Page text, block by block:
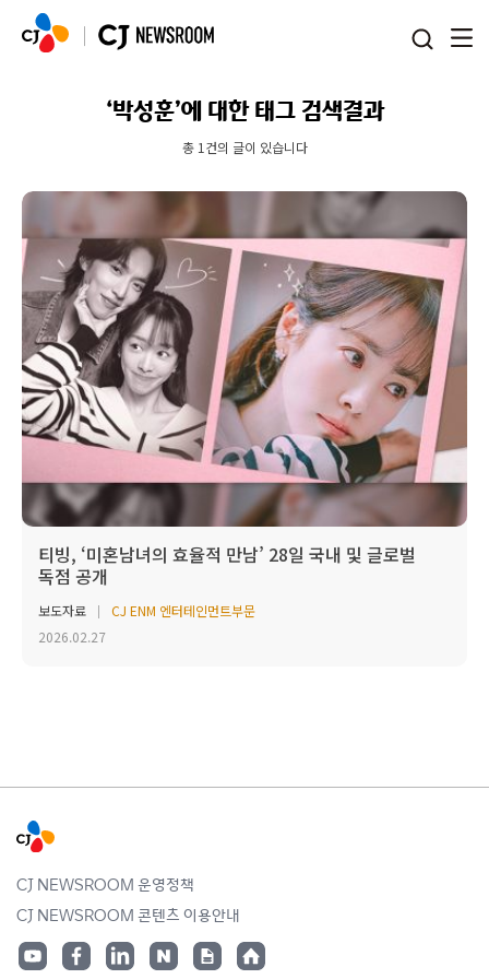
‘박성훈’에 대한 태그 검색결과
총 1건의 글이 있습니다
티빙, ‘미혼남녀의 효율적 만남’ 28일 국내 및 글로벌
독점 공개
보도자료
CJ ENM 엔터테인먼트부문
2026.02.27
CJ NEWSROOM 운영정책
CJ NEWSROOM 콘텐츠 이용안내